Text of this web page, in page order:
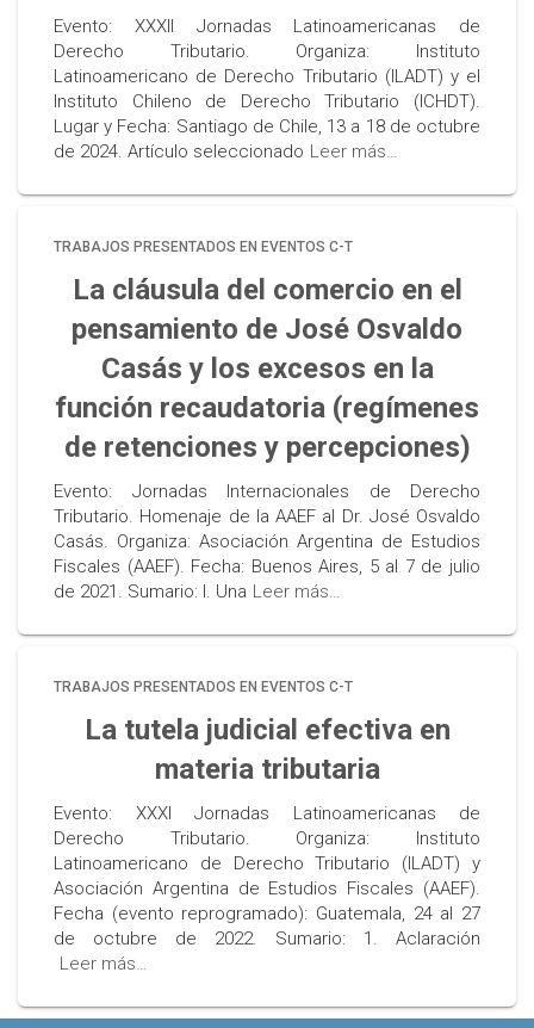
Evento: XXXII Jornadas Latinoamericanas de
Derecho Tributario. Organiza: Instituto
Latinoamericano de Derecho Tributario (ILADT) y el
Instituto Chileno de Derecho Tributario (ICHDT).
Lugar y Fecha: Santiago de Chile, 13 a 18 de octubre
de 2024. Artículo seleccionado Leer más…
TRABAJOS PRESENTADOS EN EVENTOS C-T
La cláusula del comercio en el
pensamiento de José Osvaldo
Casás y los excesos en la
función recaudatoria (regímenes
de retenciones y percepciones)
Evento: Jornadas Internacionales de Derecho
Tributario. Homenaje de la AAEF al Dr. José Osvaldo
Casás. Organiza: Asociación Argentina de Estudios
Fiscales (AAEF). Fecha: Buenos Aires, 5 al 7 de julio
de 2021. Sumario: I. Una Leer más…
TRABAJOS PRESENTADOS EN EVENTOS C-T
La tutela judicial efectiva en
materia tributaria
Evento: XXXI Jornadas Latinoamericanas de
Derecho Tributario. Organiza: Instituto
Latinoamericano de Derecho Tributario (ILADT) y
Asociación Argentina de Estudios Fiscales (AAEF).
Fecha (evento reprogramado): Guatemala, 24 al 27
de octubre de 2022. Sumario: 1. Aclaración
Leer más…